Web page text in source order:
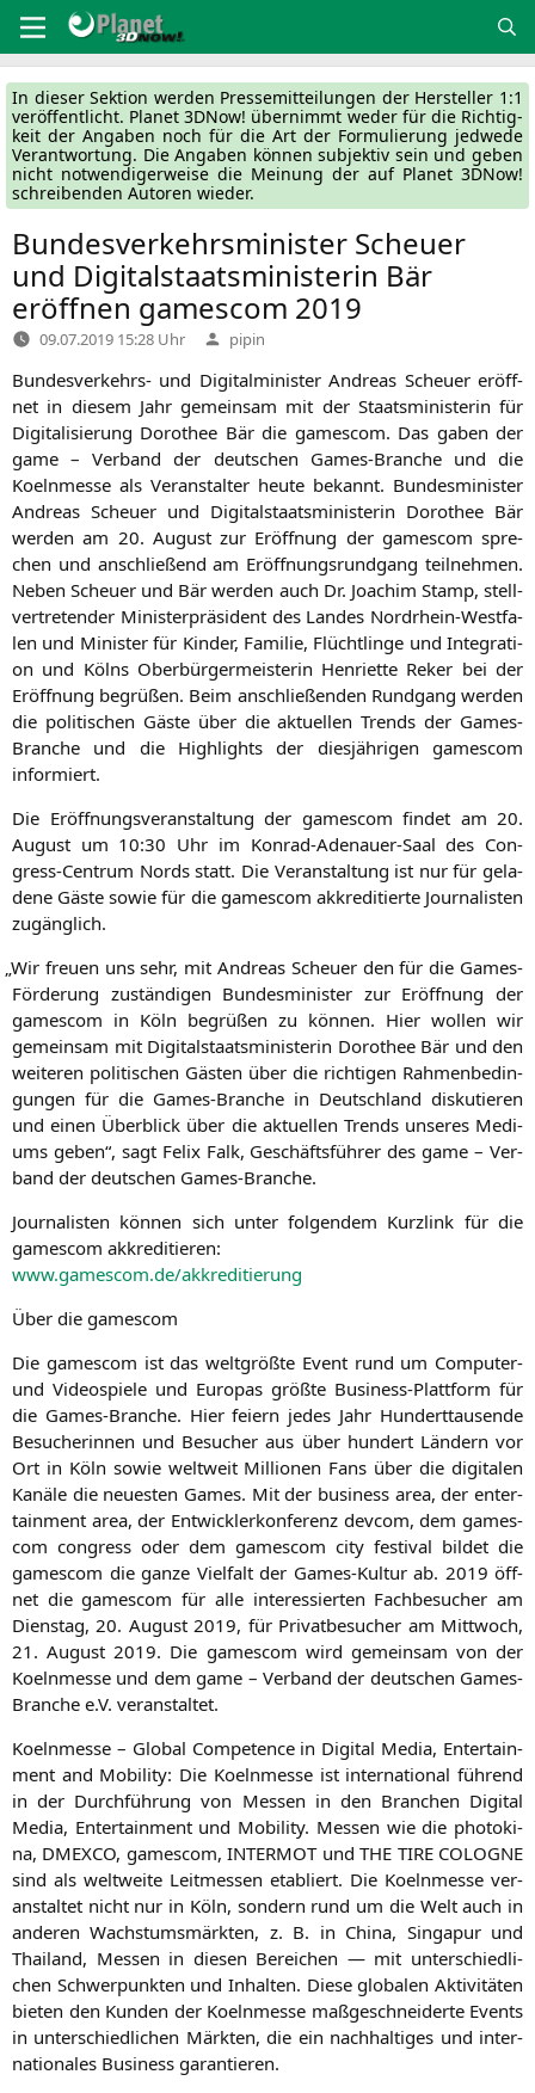
Inhalt
springen
In die­ser Sek­ti­on wer­den Pres­se­mit­tei­lun­gen der Her­stel­ler 1:1
ver­öf­fent­licht. Pla­net 3DNow! über­nimmt weder für die Rich­tig­
keit der Anga­ben noch für die Art der For­mu­lie­rung jed­we­de
Ver­ant­wor­tung. Die Anga­ben kön­nen sub­jek­tiv sein und geben
nicht not­wen­di­ger­wei­se die Mei­nung der auf Pla­net 3DNow!
schrei­ben­den Autoren wieder.
Bundesverkehrsminister Scheuer
und Digitalstaatsministerin Bär
eröffnen gamescom 2019
09.07.2019 15:28 Uhr Verfasst
von
pipin
Bun­des­ver­kehrs- und Digi­tal­mi­nis­ter Andre­as Scheu­er eröff­
net in die­sem Jahr gemein­sam mit der Staats­mi­nis­te­rin für
Digi­ta­li­sie­rung Doro­thee Bär die games­com. Das gaben der
game – Ver­band der deut­schen Games-Bran­che und die
Koeln­mes­se als Ver­an­stal­ter heu­te bekannt. Bun­des­mi­nis­ter
Andre­as Scheu­er und Digi­tal­staats­mi­nis­te­rin Doro­thee Bär
wer­den am 20. August zur Eröff­nung der games­com spre­
chen und anschlie­ßend am Eröff­nungs­rund­gang teil­neh­men.
Neben Scheu­er und Bär wer­den auch Dr. Joa­chim Stamp, stell­
ver­tre­ten­der Minis­ter­prä­si­dent des Lan­des Nord­rhein-West­fa­
len und Minis­ter für Kin­der, Fami­lie, Flücht­lin­ge und Inte­gra­ti­
on und Kölns Ober­bür­ger­meis­te­rin Hen­ri­et­te Reker bei der
Eröff­nung begrü­ßen. Beim anschlie­ßen­den Rund­gang wer­den
die poli­ti­schen Gäs­te über die aktu­el­len Trends der Games-
Bran­che und die High­lights der dies­jäh­ri­gen games­com
informiert.
Die Eröff­nungs­ver­an­stal­tung der games­com fin­det am 20.
August um 10:30 Uhr im Kon­rad-Ade­nau­er-Saal des Con­
gress-Cen­trum Nords statt. Die Ver­an­stal­tung ist nur für gela­
de­ne Gäs­te sowie für die games­com akkre­di­tier­te Jour­na­lis­ten
zugänglich.
Wir freu­en uns sehr, mit Andre­as Scheu­er den für die Games-
För­de­rung zustän­di­gen Bun­des­mi­nis­ter zur Eröff­nung der
games­com in Köln begrü­ßen zu kön­nen. Hier wol­len wir
gemein­sam mit Digi­tal­staats­mi­nis­te­rin Doro­thee Bär und den
wei­te­ren poli­ti­schen Gäs­ten über die rich­ti­gen Rah­men­be­din­
gun­gen für die Games-Bran­che in Deutsch­land dis­ku­tie­ren
und einen Über­blick über die aktu­el­len Trends unse­res Medi­
ums geben“, sagt Felix Falk, Geschäfts­füh­rer des game – Ver­
band der deut­schen Games-Branche.
Jour­na­lis­ten kön­nen sich unter fol­gen­dem Kurz­link für die
games­com akkreditieren:
www.gamescom.de/akkreditierung
Über die gamescom
Die games­com ist das welt­größ­te Event rund um Com­pu­ter-
und Video­spie­le und Euro­pas größ­te Busi­ness-Platt­form für
die Games-Bran­che. Hier fei­ern jedes Jahr Hun­dert­tau­sen­de
Besu­che­rin­nen und Besu­cher aus über hun­dert Län­dern vor
Ort in Köln sowie welt­weit Mil­lio­nen Fans über die digi­ta­len
Kanä­le die neu­es­ten Games. Mit der busi­ness area, der enter­
tain­ment area, der Ent­wick­ler­kon­fe­renz dev­com, dem games­
com con­gress oder dem games­com city fes­ti­val bil­det die
games­com die gan­ze Viel­falt der Games-Kul­tur ab. 2019 öff­
net die games­com für alle inter­es­sier­ten Fach­be­su­cher am
Diens­tag, 20. August 2019, für Pri­vat­be­su­cher am Mitt­woch,
21. August 2019. Die games­com wird gemein­sam von der
Koeln­mes­se und dem game – Ver­band der deut­schen Games-
Bran­che e.V. veranstaltet.
Koeln­mes­se – Glo­bal Com­pe­tence in Digi­tal Media, Enter­tain­
ment and Mobi­li­ty: Die Koeln­mes­se ist inter­na­tio­nal füh­rend
in der Durch­füh­rung von Mes­sen in den Bran­chen Digi­tal
Media, Enter­tain­ment und Mobi­li­ty. Mes­sen wie die pho­to­ki­
na, DMEXCO, games­com,INTERMOTundTHE TIRE COLOGNE
sind als welt­wei­te Leit­mes­sen eta­bliert. Die Koeln­mes­se ver­
an­stal­tet nicht nur in Köln, son­dern rund um die Welt auch in
ande­ren Wachs­tums­märk­ten, z. B. in Chi­na, Sin­ga­pur und
Thai­land, Mes­sen in die­sen Berei­chen — mit unter­schied­li­
chen Schwer­punk­ten und Inhal­ten. Die­se glo­ba­len Akti­vi­tä­ten
bie­ten den Kun­den der Koeln­mes­se maß­ge­schnei­der­te Events
in unter­schied­li­chen Märk­ten, die ein nach­hal­ti­ges und inter­
na­tio­na­les Busi­ness garantieren.